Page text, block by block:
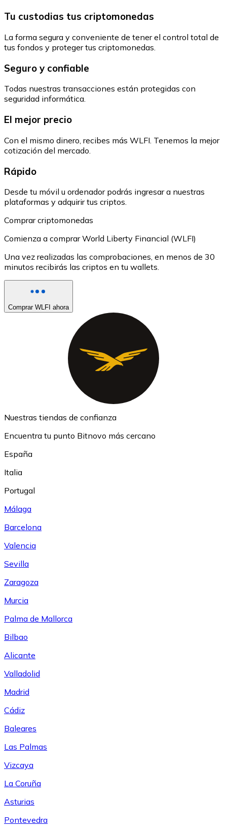
Tu custodias tus criptomonedas
La forma segura y conveniente de tener el control total de
tus fondos y proteger tus criptomonedas.
Seguro y confiable
Todas nuestras transacciones están protegidas con
seguridad informática.
El mejor precio
Con el mismo dinero, recibes más WLFI. Tenemos la mejor
cotización del mercado.
Rápido
Desde tu móvil u ordenador podrás ingresar a nuestras
plataformas y adquirir tus criptos.
Comprar criptomonedas
Comienza a comprar World Liberty Financial (WLFI)
Una vez realizadas las comprobaciones, en menos de 30
minutos recibirás las criptos en tu wallets.
Comprar WLFI ahora
Nuestras tiendas de confianza
Encuentra tu punto Bitnovo más cercano
España
Italia
Portugal
Málaga
Barcelona
Valencia
Sevilla
Zaragoza
Murcia
Palma de Mallorca
Bilbao
Alicante
Valladolid
Madrid
Cádiz
Baleares
Las Palmas
Vizcaya
La Coruña
Asturias
Pontevedra